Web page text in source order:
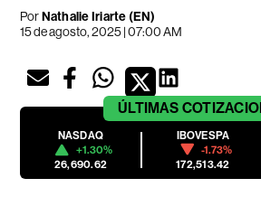
PorNathalie Iriarte (EN)
15 de agosto, 2025 | 07:00 AM
ÚLTIMAS
NASDAQ
+1.30%
26,690.62
IBOVESPA
-1.73%
172,513.42